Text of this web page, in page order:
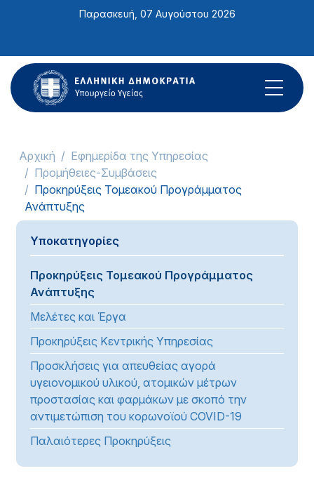
ιστότοπος
περιλαμβάνει
ένα
σύστημα
Παρασκευή, 07 Αυγούστου 2026
Αρχική
Εφημερίδα της Υπηρεσίας
Προμήθειες-Συμβάσεις
Προκηρύξεις Τομεακού Προγράμματος
Ανάπτυξης
Υποκατηγορίες
Προκηρύξεις Τομεακού Προγράμματος
Ανάπτυξης
Μελέτες και Έργα
Προκηρύξεις Κεντρικής Υπηρεσίας
Προσκλήσεις για απευθείας αγορά
υγειονομικού υλικού, ατομικών μέτρων
προστασίας και φαρμάκων με σκοπό την
αντιμετώπιση του κορωνοϊού COVID-19
Παλαιότερες Προκηρύξεις